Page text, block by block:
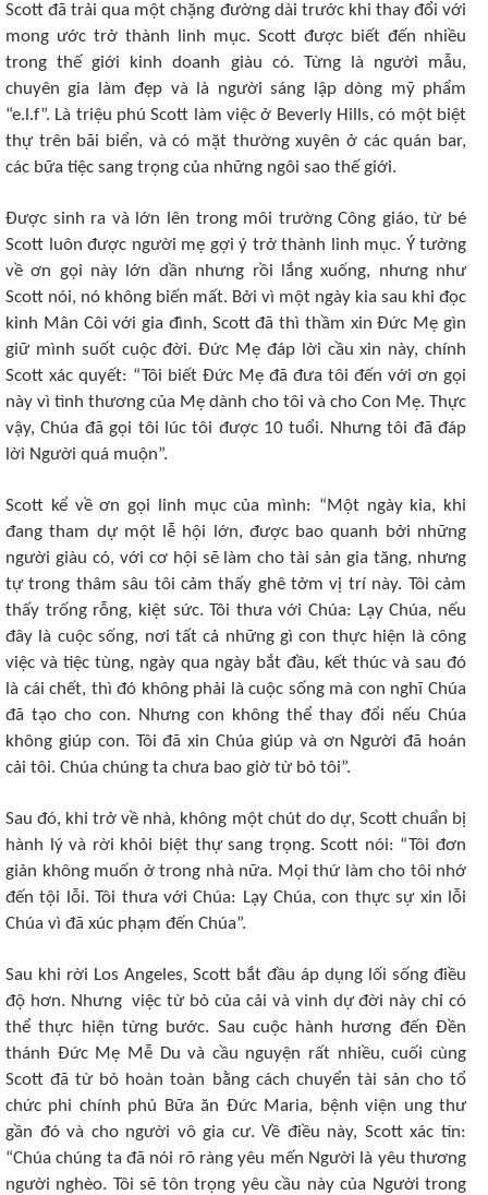
Scott đã trải qua một chặng đường dài trước khi thay đổi với
mong ước trở thành linh mục. Scott được biết đến nhiều
trong thế giới kinh doanh giàu có. Từng là người mẫu,
chuyên gia làm đẹp và là người sáng lập dòng mỹ phẩm
“e.l.f”. Là triệu phú Scott làm việc ở Beverly Hills, có một biệt
thự trên bãi biển, và có mặt thường xuyên ở các quán bar,
các bữa tiệc sang trọng của những ngôi sao thế giới.
Được sinh ra và lớn lên trong môi trường Công giáo, từ bé
Scott luôn được người mẹ gợi ý trở thành linh mục. Ý tưởng
về ơn gọi này lớn dần nhưng rồi lắng xuống, nhưng như
Scott nói, nó không biến mất. Bởi vì một ngày kia sau khi đọc
kinh Mân Côi với gia đình, Scott đã thì thầm xin Đức Mẹ gìn
giữ mình suốt cuộc đời. Đức Mẹ đáp lời cầu xin này, chính
Scott xác quyết: “Tôi biết Đức Mẹ đã đưa tôi đến với ơn gọi
này vì tình thương của Mẹ dành cho tôi và cho Con Mẹ. Thực
vậy, Chúa đã gọi tôi lúc tôi được 10 tuổi. Nhưng tôi đã đáp
lời Người quá muộn”.
Scott kể về ơn gọi linh mục của mình: “Một ngày kia, khi
đang tham dự một lễ hội lớn, được bao quanh bởi những
người giàu có, với cơ hội sẽ làm cho tài sản gia tăng, nhưng
tự trong thâm sâu tôi cảm thấy ghê tởm vị trí này. Tôi cảm
thấy trống rỗng, kiệt sức. Tôi thưa với Chúa: Lạy Chúa, nếu
đây là cuộc sống, nơi tất cả những gì con thực hiện là công
việc và tiệc tùng, ngày qua ngày bắt đầu, kết thúc và sau đó
là cái chết, thì đó không phải là cuộc sống mà con nghĩ Chúa
đã tạo cho con. Nhưng con không thể thay đổi nếu Chúa
không giúp con. Tôi đã xin Chúa giúp và ơn Người đã hoán
cải tôi. Chúa chúng ta chưa bao giờ từ bỏ tôi”.
Sau đó, khi trở về nhà, không một chút do dự, Scott chuẩn bị
hành lý và rời khỏi biệt thự sang trọng. Scott nói: “Tôi đơn
giản không muốn ở trong nhà nữa. Mọi thứ làm cho tôi nhớ
đến tội lỗi. Tôi thưa với Chúa: Lạy Chúa, con thực sự xin lỗi
Chúa vì đã xúc phạm đến Chúa”.
Sau khi rời Los Angeles, Scott bắt đầu áp dụng lối sống điều
độ hơn. Nhưng việc từ bỏ của cải và vinh dự đời này chỉ có
thể thực hiện từng bước. Sau cuộc hành hương đến Đền
thánh Đức Mẹ Mễ Du và cầu nguyện rất nhiều, cuối cùng
Scott đã từ bỏ hoàn toàn bằng cách chuyển tài sản cho tổ
chức phi chính phủ Bữa ăn Đức Maria, bệnh viện ung thư
gần đó và cho người vô gia cư. Về điều này, Scott xác tín:
“Chúa chúng ta đã nói rõ ràng yêu mến Người là yêu thương
người nghèo. Tôi sẽ tôn trọng yêu cầu này của Người trong